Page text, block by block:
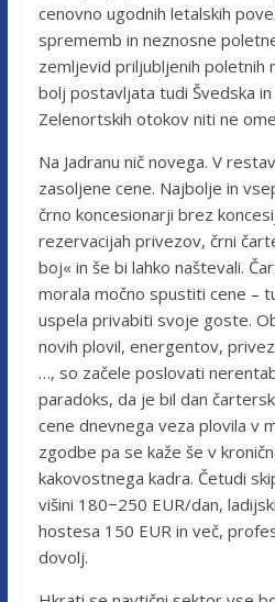
cenovno ugodnih letalskih
sprememb in neznosne
zemljevid priljubljenih poletnih
bolj postavljata tudi Švedska in
Zelenortskih otokov niti ne
Na Jadranu nič novega. V
zasoljene cene. Najbolje in
črno koncesionarji brez
rezervacijah privezov, črni
boj« in še bi lahko naštevali.
morala močno spustiti cene –
uspela privabiti svoje goste.
novih plovil, energentov,
…, so začele poslovati
paradoks, da je bil dan
cene dnevnega veza plovila v
zgodbe pa se kaže še v
kakovostnega kadra. Četudi
višini 180−250 EUR/dan,
hostesa 150 EUR in več,
dovolj.